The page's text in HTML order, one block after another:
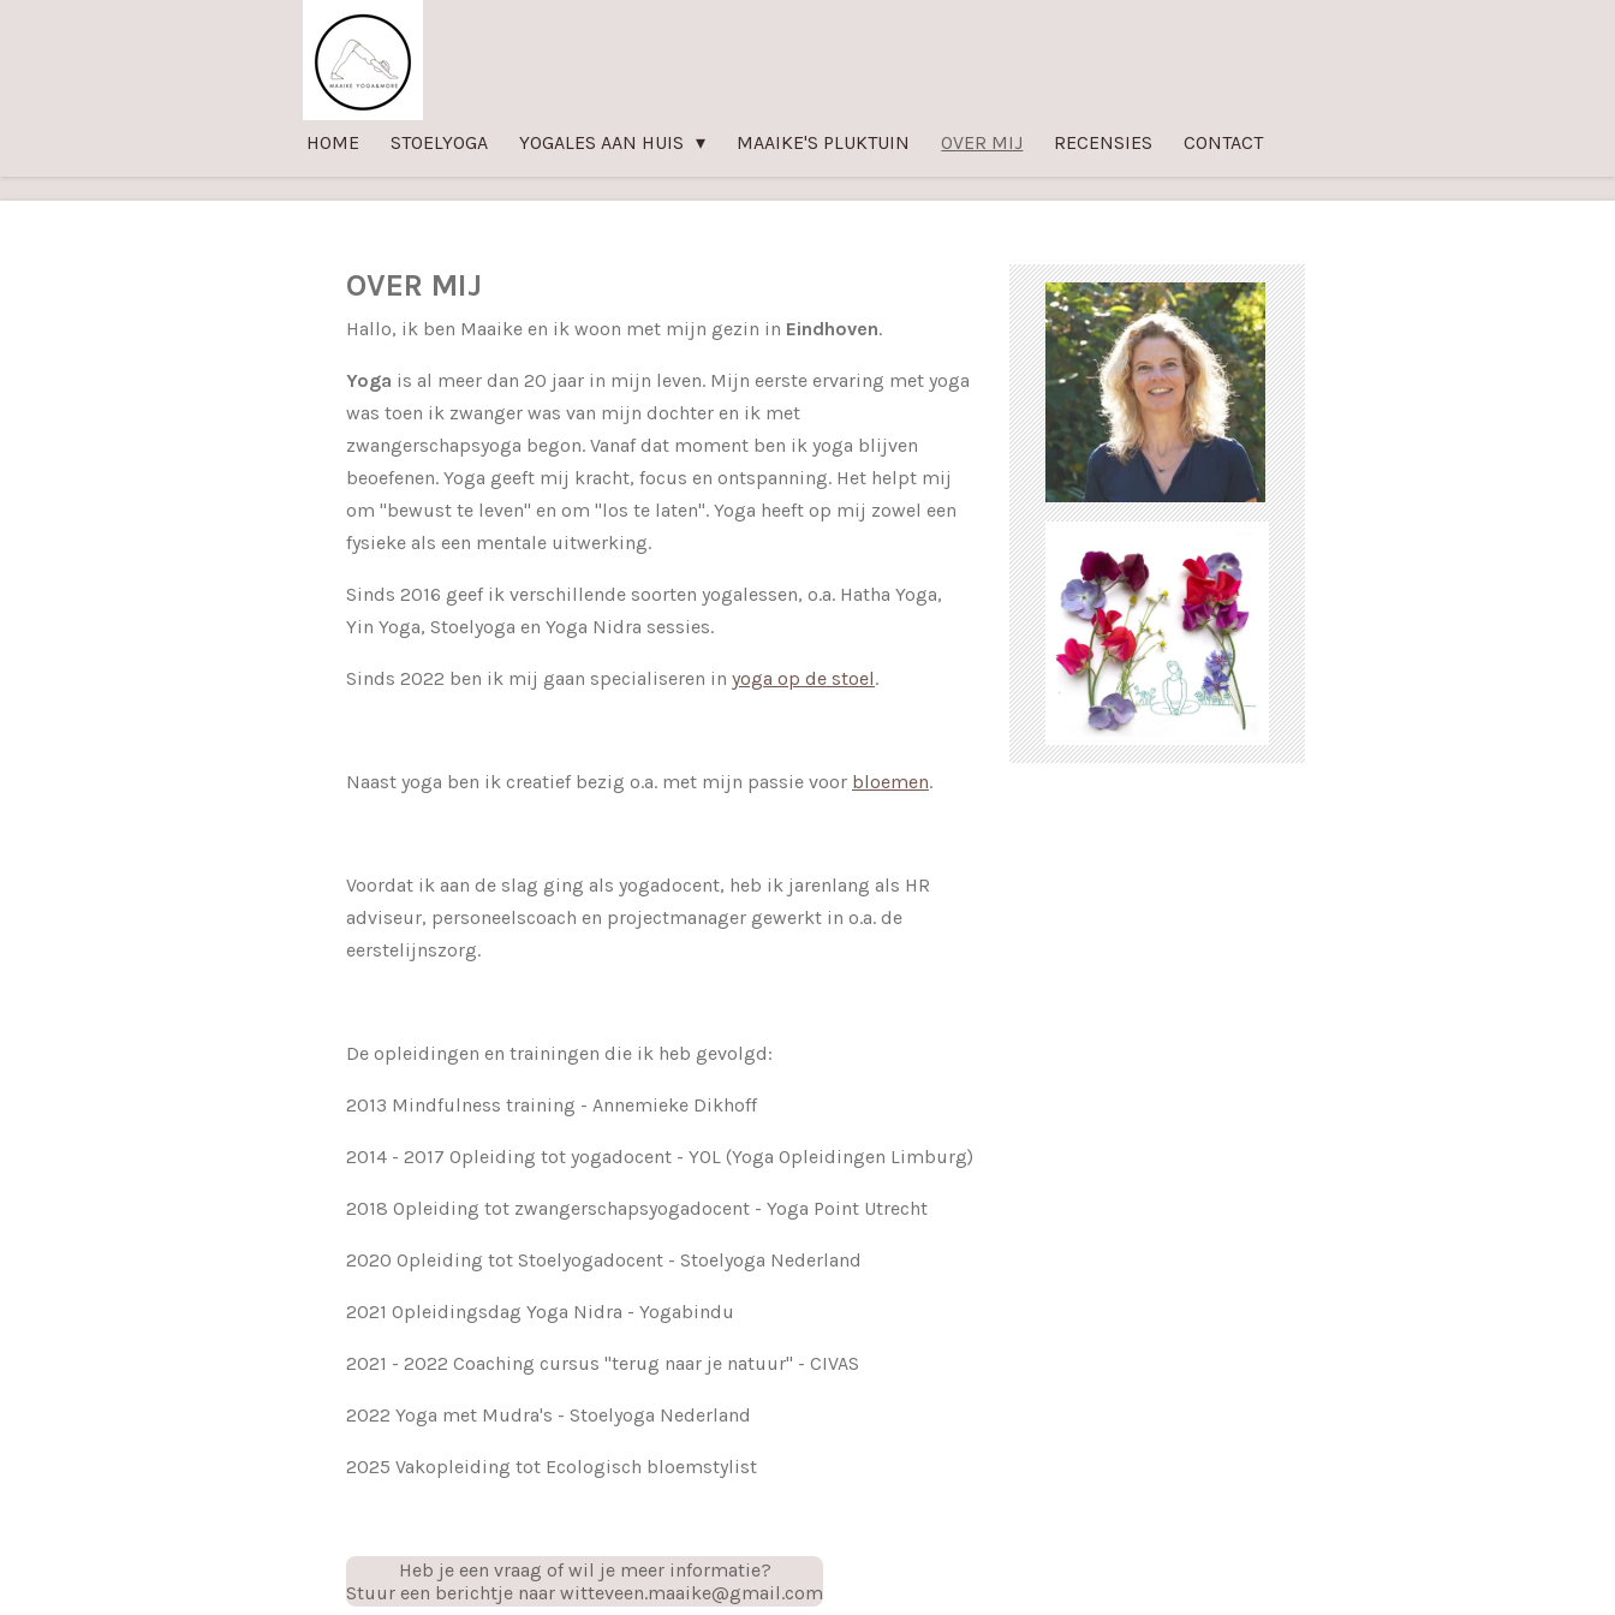
HOME STOELYOGA YOGALES AAN HUIS MAAIKE'S PLUKTUIN OVER MIJ RECENSIES CONTACT
OVER MIJ
Hallo, ik ben Maaike en ik woon met mijn gezin in Eindhoven.
Yoga is al meer dan 20 jaar in mijn leven. Mijn eerste ervaring met yoga
was toen ik zwanger was van mijn dochter en ik met
zwangerschapsyoga begon. Vanaf dat moment ben ik yoga blijven
beoefenen. Yoga geeft mij kracht, focus en ontspanning. Het helpt mij
om "bewust te leven" en om "los te laten". Yoga heeft op mij zowel een
fysieke als een mentale uitwerking.
Sinds 2016 geef ik verschillende soorten yogalessen, o.a. Hatha Yoga,
Yin Yoga, Stoelyoga en Yoga Nidra sessies.
Sinds 2022 ben ik mij gaan specialiseren in yoga op de stoel.
Naast yoga ben ik creatief bezig o.a. met mijn passie voor bloemen.
Voordat ik aan de slag ging als yogadocent, heb ik jarenlang als HR
adviseur, personeelscoach en projectmanager gewerkt in o.a. de
eerstelijnszorg.
De opleidingen en trainingen die ik heb gevolgd:
2013 Mindfulness training - Annemieke Dikhoff
2014 - 2017 Opleiding tot yogadocent - YOL (Yoga Opleidingen Limburg)
2018 Opleiding tot zwangerschapsyogadocent - Yoga Point Utrecht
2020 Opleiding tot Stoelyogadocent - Stoelyoga Nederland
2021 Opleidingsdag Yoga Nidra - Yogabindu
2021 - 2022 Coaching cursus "terug naar je natuur" - CIVAS
2022 Yoga met Mudra's - Stoelyoga Nederland
2025 Vakopleiding tot Ecologisch bloemstylist
Heb je een vraag of wil je meer informatie?
Stuur een berichtje naar witteveen.maaike@gmail.com